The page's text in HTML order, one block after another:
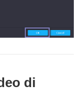
di